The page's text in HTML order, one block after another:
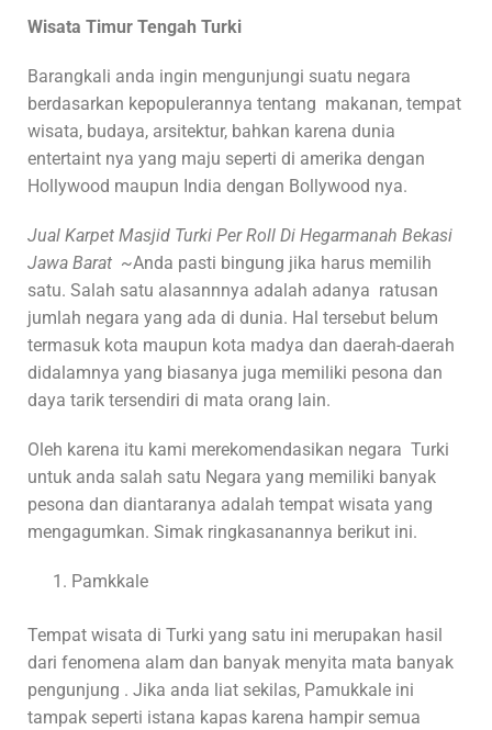
Wisata Timur Tengah Turki
Barangkali anda ingin mengunjungi suatu negara
berdasarkan kepopulerannya tentang makanan, tempat
wisata, budaya, arsitektur, bahkan karena dunia
entertaint nya yang maju seperti di amerika dengan
Hollywood maupun India dengan Bollywood nya.
Jual Karpet Masjid Turki Per Roll Di Hegarmanah Bekasi
Jawa Barat ~Anda pasti bingung jika harus memilih
satu. Salah satu alasannnya adalah adanya ratusan
jumlah negara yang ada di dunia. Hal tersebut belum
termasuk kota maupun kota madya dan daerah-daerah
didalamnya yang biasanya juga memiliki pesona dan
daya tarik tersendiri di mata orang lain.
Oleh karena itu kami merekomendasikan negara Turki
untuk anda salah satu Negara yang memiliki banyak
pesona dan diantaranya adalah tempat wisata yang
mengagumkan. Simak ringkasanannya berikut ini.
Pamkkale
Tempat wisata di Turki yang satu ini merupakan hasil
dari fenomena alam dan banyak menyita mata banyak
pengunjung . Jika anda liat sekilas, Pamukkale ini
tampak seperti istana kapas karena hampir semua